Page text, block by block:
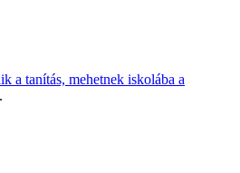
a tanítás, mehetnek iskolába a